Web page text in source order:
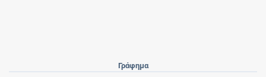
Γράφημα